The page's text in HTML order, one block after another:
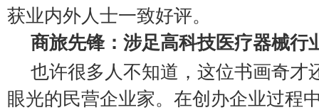
获业内外人士一致好评。
商旅先锋：涉足高科技医疗器械行
也许很多人不知道，这位书画奇才
眼光的民营企业家。在创办企业过程